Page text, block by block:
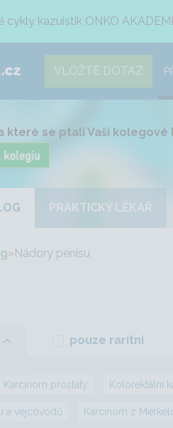
cykly kazuistik ONKO
VLOŽTE DOTAZ
které se ptali Vaši kolegové
PRAKTICKÝ LÉKAŘ
»Nádory penisu
pouze raritní
Karcinom prostaty Kolorektální
a vejcovodů Karcinom z